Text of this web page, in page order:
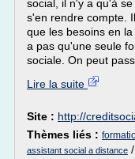
social, il n'y a qu'à
s'en rendre compte.
que les besoins en
a pas qu'une seule
sociale. On peut
Lire la suite
Site : http://
Thèmes liés :
assistant social a distance /